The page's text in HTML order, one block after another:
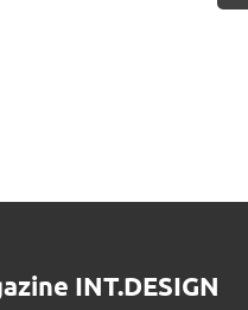
INT.DESIGN